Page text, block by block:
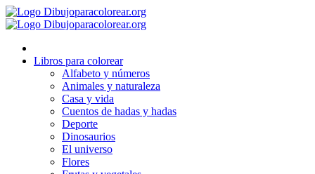
Ir
al
Libros para colorear
Alfabeto y números
Animales y naturaleza
Casa y vida
Cuentos de hadas y hadas
Deporte
Dinosaurios
El universo
Flores